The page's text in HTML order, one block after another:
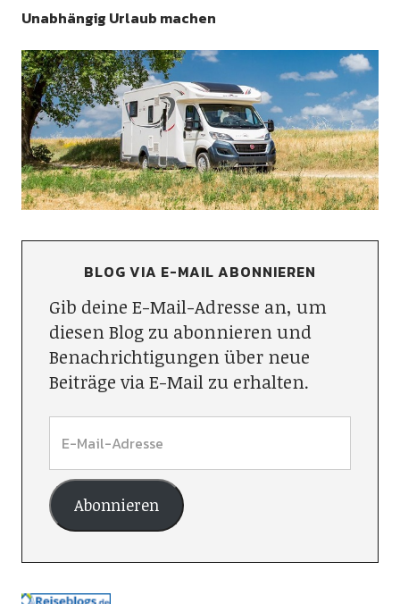
Unabhängig Urlaub machen
BLOG VIA E-MAIL ABONNIEREN
Gib deine E-Mail-Adresse an, um
diesen Blog zu abonnieren und
Benachrichtigungen über neue
Beiträge via E-Mail zu erhalten.
Abonnieren